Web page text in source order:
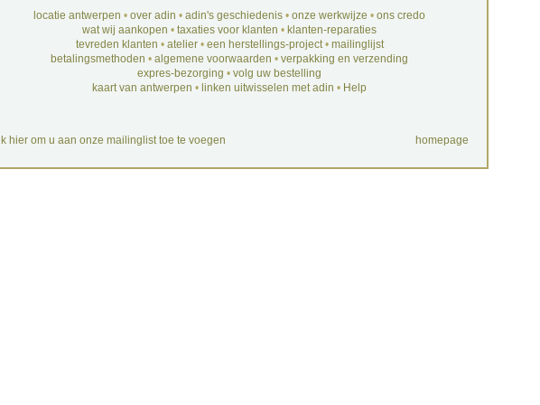
locatie antwerpen • over adin • adin's geschiedenis • onze werkwijze • ons credo
wat wij aankopen • taxaties voor klanten • klanten-reparaties
tevreden klanten • atelier• een herstellings-project• mailinglijst
betalingsmethoden • algemene voorwaarden • verpakking en verzending
expres-bezorging • volg uw bestelling
kaart van antwerpen • linken uitwisselen met adin • Help
hier om u aan onze mailinglist toe te voegen homepage